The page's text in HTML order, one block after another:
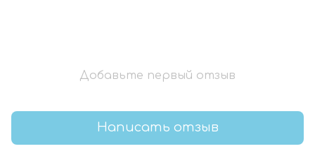
Добавьте первый отзыв
Написать отзыв